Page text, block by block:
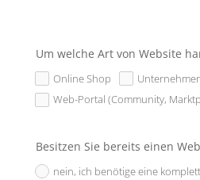
Um welche Art von Website
Online Shop
Web-Portal (Community,
Besitzen Sie bereits einen
nein, ich benötige eine